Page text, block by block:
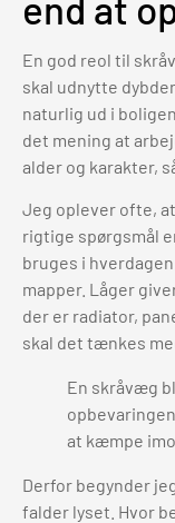
En god reol til
skal udnytte
naturlig ud i
det mening at
alder og karakter,
Jeg oplever ofte,
rigtige spørgsmål
bruges i
mapper. Låger
der er radiator,
skal det tænkes
En skråvæg
at kæmpe
Derfor begynder
falder lyset. Hvor